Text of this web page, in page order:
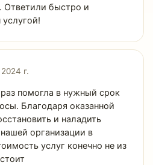
Ответили быстро и
г.
помогла в нужный срок
Благодаря оказанной
и наладить
организации в
услуг конечно не из